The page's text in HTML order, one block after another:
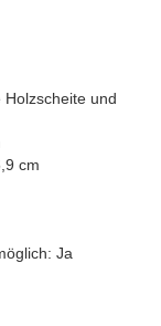
und
cm
Ja